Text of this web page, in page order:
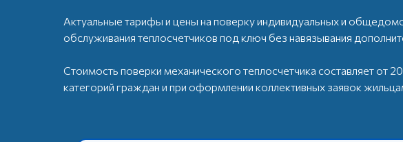
Актуальные тарифы и цены на поверку индивидуальных и
обслуживания теплосчетчиков под ключ без навязывания
Стоимость поверки механического теплосчетчика составляет
категорий граждан и при оформлении коллективных заявок